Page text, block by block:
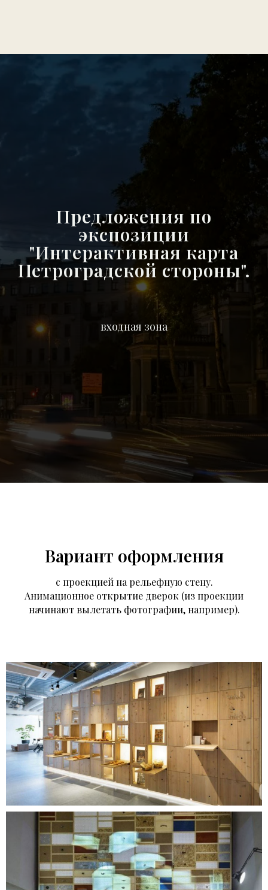
Предложения по
экспозиции
"Интерактивная карта
Петроградской стороны".
входная зона
Вариант оформления
с проекцией на рельефную стену.
Анимационное открытие дверок (из проекции
начинают вылетать фотографии, например).